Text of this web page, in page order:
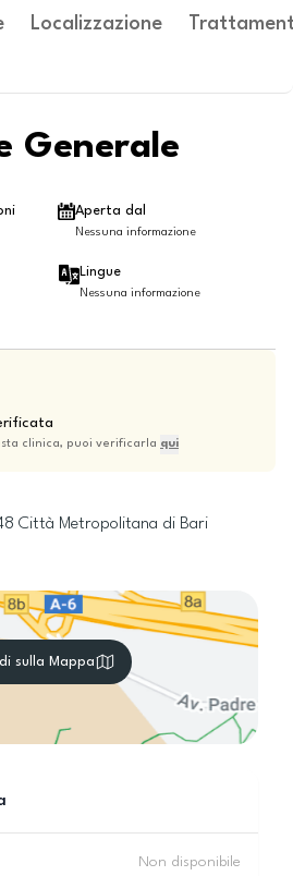
Localizzazione
Generale
Aperta dal
Nessuna informazione
Lingue
Nessuna informazione
clinica, puoi verificarla qui
Città Metropolitana di Bari
sulla Mappa
Non disponibile